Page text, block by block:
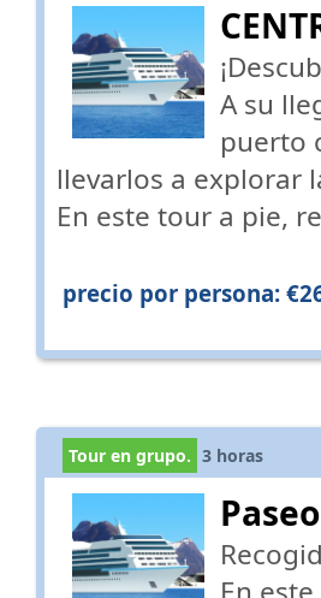
A su
puerto
llevarlos a explorar
En este tour a pie,
precio por persona:
Tour en grupo. 3 horas